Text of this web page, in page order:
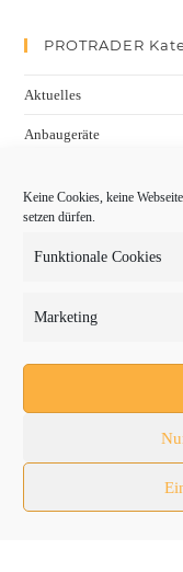
Keine Cookies, keine
setzen dürfen.
Funktionale Cookies
Marketing
PROTRADER
Aktuelles
Anbaugeräte
Baumaschinen
Fachmessen
Newsletter
Newsticker
RATL 2025 |